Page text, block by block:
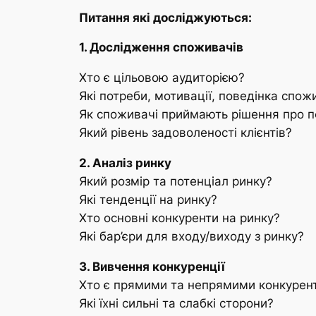
Питання які досліджуються:
1. Дослідження споживачів
Хто є цільовою аудиторією?
Які потреби, мотивації, поведінка
Як споживачі приймають рішення про
Який рівень задоволеності клієнтів?
2. Аналіз ринку
Який розмір та потенціал ринку?
Які тенденції на ринку?
Хто основні конкуренти на ринку?
Які бар’єри для входу/виходу з ринку?
3. Вивчення конкуренції
Хто є прямими та непрямими
Які їхні сильні та слабкі сторони?